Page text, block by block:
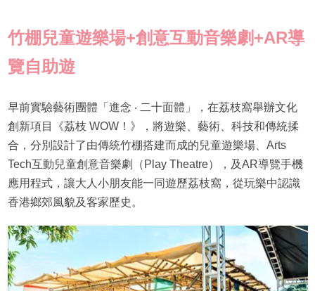
竹棚兒童遊樂場+創意互動音樂劇+AR導
覽自助遊
早前實驗藝術團體「進念 ‧ 二十面體」，在荔枝窩舉辦文化
創新項目《荔枝 WOW！》，將遊樂、藝術、科技和傳統揉
合，分別設計了由傳統竹棚搭建而成的兒童遊樂場、Arts
Tech互動兒童創意音樂劇（Play Theatre），及AR導覽手機
應用程式，讓大人小朋友能一同遊歷荔枝窩，從玩樂中認識
香港鄉郊風貌及客家歷史。